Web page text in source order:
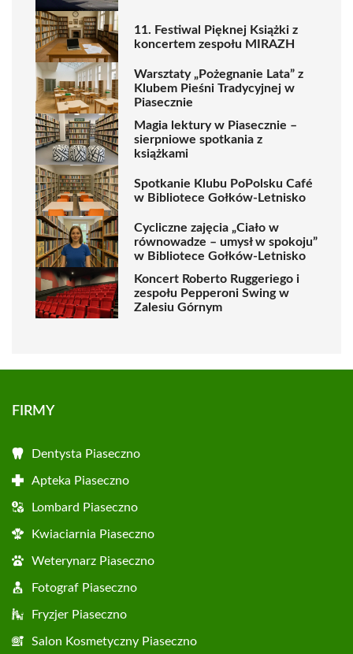
11. Festiwal Pięknej Książki z
koncertem zespołu MIRAZH
Warsztaty „Pożegnanie Lata” z
Klubem Pieśni Tradycyjnej w
Piasecznie
Magia lektury w Piasecznie –
sierpniowe spotkania z
książkami
Spotkanie Klubu PoPolsku Café
w Bibliotece Gołków-Letnisko
Cycliczne zajęcia „Ciało w
równowadze – umysł w spokoju”
w Bibliotece Gołków-Letnisko
Koncert Roberto Ruggeriego i
zespołu Pepperoni Swing w
Zalesiu Górnym
FIRMY
Dentysta Piaseczno
Apteka Piaseczno
Lombard Piaseczno
Kwiaciarnia Piaseczno
Weterynarz Piaseczno
Fotograf Piaseczno
Fryzjer Piaseczno
Salon Kosmetyczny Piaseczno